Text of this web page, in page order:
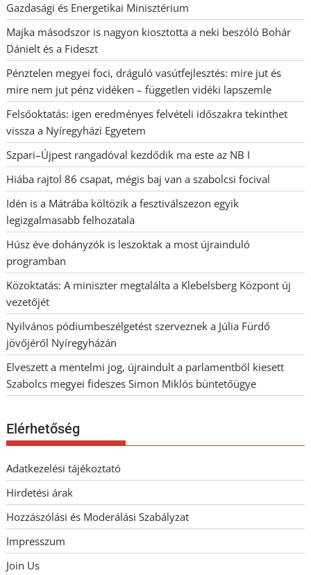
Gazdasági és Energetikai Minisztérium
Majka másodszor is nagyon kiosztotta a neki beszóló Bohár
Dánielt és a Fideszt
Pénztelen megyei foci, dráguló vasútfejlesztés: mire jut és
mire nem jut pénz vidéken – független vidéki lapszemle
Felsőoktatás: igen eredményes felvételi időszakra tekinthet
vissza a Nyíregyházi Egyetem
Szpari–Újpest rangadóval kezdődik ma este az NB I
Hiába rajtol 86 csapat, mégis baj van a szabolcsi focival
Idén is a Mátrába költözik a fesztiválszezon egyik
legizgalmasabb felhozatala
Húsz éve dohányzók is leszoktak a most újrainduló
programban
Közoktatás: A miniszter megtalálta a Klebelsberg Központ új
vezetőjét
Nyilvános pódiumbeszélgetést szerveznek a Júlia Fürdő
jövőjéről Nyíregyházán
Elveszett a mentelmi jog, újraindult a parlamentből kiesett
Szabolcs megyei fideszes Simon Miklós büntetőügye
Elérhetőség
Adatkezelési tájékoztató
Hirdetési árak
Hozzászólási és Moderálási Szabályzat
Impresszum
Join Us